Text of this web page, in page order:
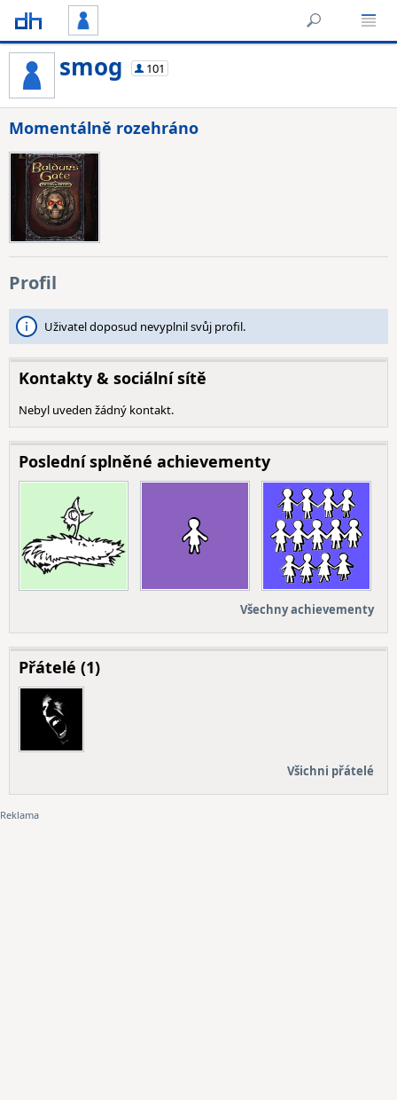
smog 101
Momentálně rozehráno
Profil
Uživatel doposud nevyplnil svůj profil.
Kontakty & sociální sítě
Nebyl uveden žádný kontakt.
Poslední splněné achievementy
Všechny achievementy
Přátelé (1)
Všichni přátelé